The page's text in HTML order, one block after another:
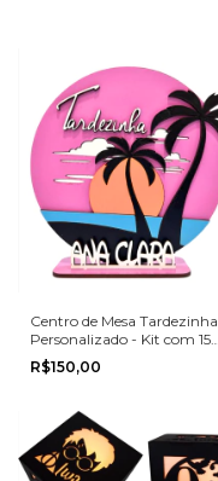
Centro de Mesa Tardezinha
Personalizado - Kit com 15
unidades
R$150,00